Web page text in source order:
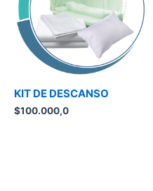
KIT DE DESCANSO
$100.000,0